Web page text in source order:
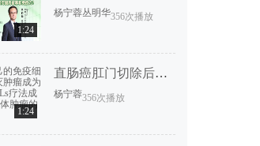
1:24
杨宁蓉丛明华356次播放
1:24
直肠癌肛门切除后恢复要多久？
杨宁蓉356次播放